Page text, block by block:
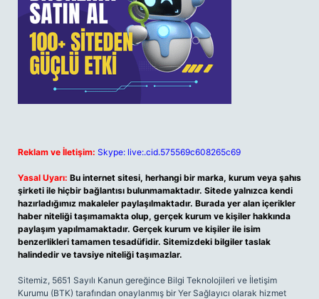
Reklam ve İletişim: Skype: live:.cid.575569c608265c69
Yasal Uyarı: Bu internet sitesi, herhangi bir marka, kurum veya şahıs
şirketi ile hiçbir bağlantısı bulunmamaktadır. Sitede yalnızca kendi
hazırladığımız makaleler paylaşılmaktadır. Burada yer alan içerikler
haber niteliği taşımamakta olup, gerçek kurum ve kişiler hakkında
paylaşım yapılmamaktadır. Gerçek kurum ve kişiler ile isim
benzerlikleri tamamen tesadüfidir. Sitemizdeki bilgiler taslak
halindedir ve tavsiye niteliği taşımazlar.
Sitemiz, 5651 Sayılı Kanun gereğince Bilgi Teknolojileri ve İletişim
Kurumu (BTK) tarafından onaylanmış bir Yer Sağlayıcı olarak hizmet